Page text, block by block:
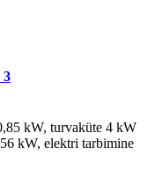
3
kW, turvaküte 4 kW
kW, elektri tarbimine